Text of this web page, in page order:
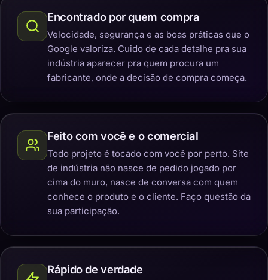
Encontrado por quem compra
Velocidade, segurança e as boas práticas que o
Google valoriza. Cuido de cada detalhe pra sua
indústria aparecer pra quem procura um
fabricante, onde a decisão de compra começa.
Feito com você e o comercial
Todo projeto é tocado com você por perto. Site
de indústria não nasce de pedido jogado por
cima do muro, nasce de conversa com quem
conhece o produto e o cliente. Faço questão da
sua participação.
Rápido de verdade